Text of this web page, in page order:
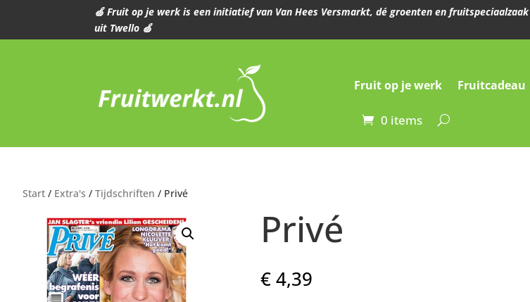
🍏 Fruit op je werk is een initiatief van Van Hees Versmarkt, dé groenten en fruitspeciaalzaak
uit Twello 🍏
Fruit op je werk Fruitcadeau
0 items
Start / Extra's / Tijdschriften / Privé
Privé
€4,39